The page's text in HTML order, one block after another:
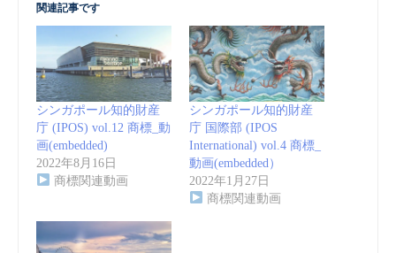
関連記事です
シンガポール知的財産
庁 (IPOS) vol.12 商標_動
画(embedded)
2022年8月16日
商標関連動画
シンガポール知的財産
庁 国際部 (IPOS
International) vol.4 商標_
動画(embedded）
2022年1月27日
商標関連動画